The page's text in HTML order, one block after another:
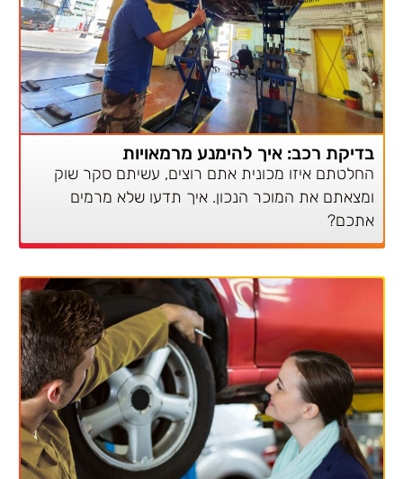
בדיקת רכב: איך להימנע מרמאויות
החלטתם איזו מכונית אתם רוצים, עשיתם סקר שוק
ומצאתם את המוכר הנכון. איך תדעו שלא מרמים
אתכם?